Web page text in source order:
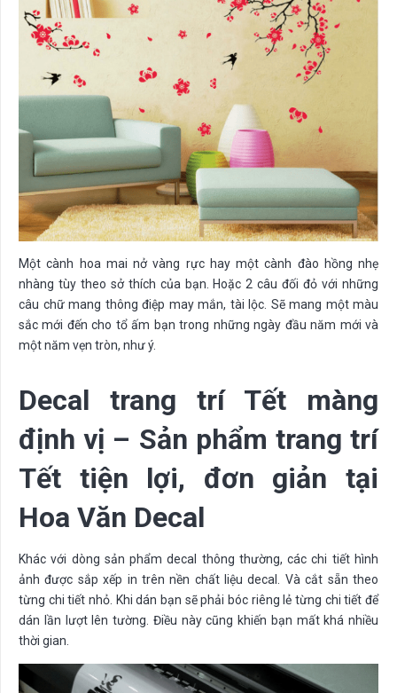
Một cành hoa mai nở vàng rực hay một cành đào hồng nhẹ
nhàng tùy theo sở thích của bạn. Hoặc 2 câu đối đỏ với những
câu chữ mang thông điệp may mắn, tài lộc. Sẽ mang một màu
sắc mới đến cho tổ ấm bạn trong những ngày đầu năm mới và
một năm vẹn tròn, như ý.
Decal trang trí Tết màng
định vị – Sản phẩm trang trí
Tết tiện lợi, đơn giản tại
Hoa Văn Decal
Khác với dòng sản phẩm decal thông thường, các chi tiết hình
ảnh được sắp xếp in trên nền chất liệu decal. Và cắt sẵn theo
từng chi tiết nhỏ. Khi dán bạn sẽ phải bóc riêng lẻ từng chi tiết để
dán lần lượt lên tường. Điều này cũng khiến bạn mất khá nhiều
thời gian.